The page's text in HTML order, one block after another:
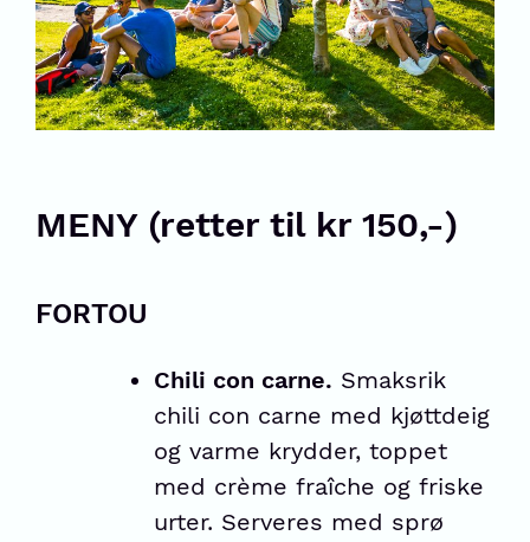
MENY (retter til kr 150,-)
FORTOU
Chili con carne. Smaksrik
chili con carne med kjøttdeig
og varme krydder, toppet
med crème fraîche og friske
urter. Serveres med sprø